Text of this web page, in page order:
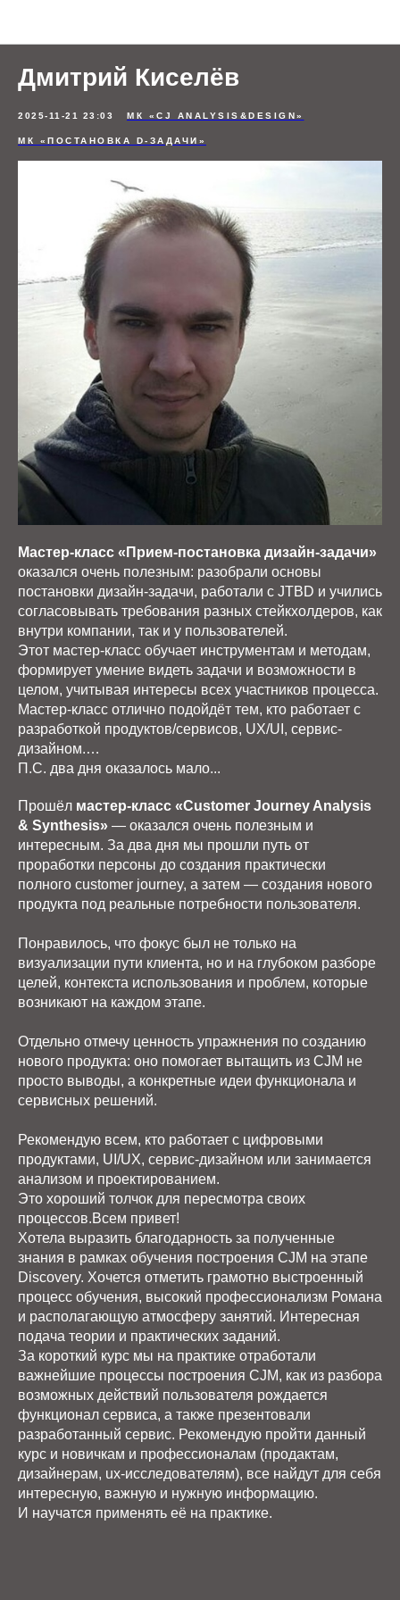
Дмитрий Киселёв
2025-11-21 23:03 МК «CJ ANALYSIS&DESIGN»
МК «ПОСТАНОВКА D-ЗАДАЧИ»
Мастер-класс «Прием-постановка дизайн-задачи»
оказался очень полезным: разобрали основы
постановки дизайн-задачи, работали с JTBD и учились
согласовывать требования разных стейкхолдеров, как
внутри компании, так и у пользователей.
Этот мастер-класс обучает инструментам и методам,
формирует умение видеть задачи и возможности в
целом, учитывая интересы всех участников процесса.
Мастер-класс отлично подойдёт тем, кто работает с
разработкой продуктов/сервисов, UX/UI, сервис-
дизайном.…
П.С. два дня оказалось мало...
Прошёл мастер-класс «Customer Journey Analysis
& Synthesis» — оказался очень полезным и
интересным. За два дня мы прошли путь от
проработки персоны до создания практически
полного customer journey, а затем — создания нового
продукта под реальные потребности пользователя.
Понравилось, что фокус был не только на
визуализации пути клиента, но и на глубоком разборе
целей, контекста использования и проблем, которые
возникают на каждом этапе.
Отдельно отмечу ценность упражнения по созданию
нового продукта: оно помогает вытащить из CJM не
просто выводы, а конкретные идеи функционала и
сервисных решений.
Рекомендую всем, кто работает с цифровыми
продуктами, UI/UX, сервис-дизайном или занимается
анализом и проектированием.
Это хороший толчок для пересмотра своих
процессов.Всем привет!
Хотела выразить благодарность за полученные
знания в рамках обучения построения CJM на этапе
Discovery. Хочется отметить грамотно выстроенный
процесс обучения, высокий профессионализм Романа
и располагающую атмосферу занятий. Интересная
подача теории и практических заданий.
За короткий курс мы на практике отработали
важнейшие процессы построения CJM, как из разбора
возможных действий пользователя рождается
функционал сервиса, а также презентовали
разработанный сервис. Рекомендую пройти данный
курс и новичкам и профессионалам (продактам,
дизайнерам, ux-исследователям), все найдут для себя
интересную, важную и нужную информацию.
И научатся применять её на практике.